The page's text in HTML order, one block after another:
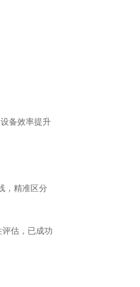
备效率提升
，精准区分
估，已成功